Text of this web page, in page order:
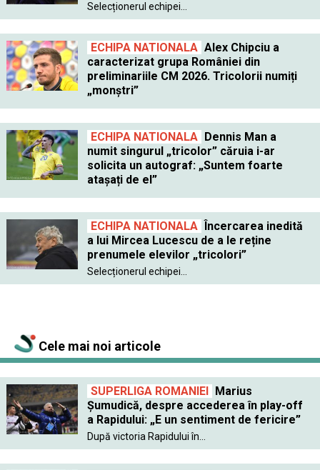
Selecționerul echipei...
ECHIPA NATIONALA Alex Chipciu a
caracterizat grupa României din
preliminariile CM 2026. Tricolorii numiți
„monștri”
ECHIPA NATIONALA
Dennis Man a
numit singurul „tricolor” căruia i-ar
solicita un autograf: „Suntem foarte
atașați de el”
ECHIPA NATIONALA
Încercarea inedită
a lui Mircea Lucescu de a le reține
prenumele elevilor „tricolori”
Selecționerul echipei...
Cele mai noi articole
SUPERLIGA ROMANIEI
Marius
Șumudică, despre accederea în play-off
a Rapidului: „E un sentiment de fericire”
După victoria Rapidului în...